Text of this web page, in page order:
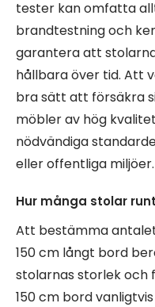
tester kan omfatta
brandtestning och
garantera att
hållbara över tid. Att
bra sätt att försäkra
möbler av hög
nödvändiga
eller offentliga miljöer.
Hur många stolar
Att bestämma
150 cm långt bord
stolarnas storlek och
150 cm bord